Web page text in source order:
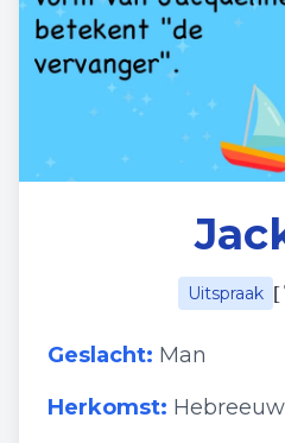
Uitspraak [
Geslacht: Man
Herkomst: